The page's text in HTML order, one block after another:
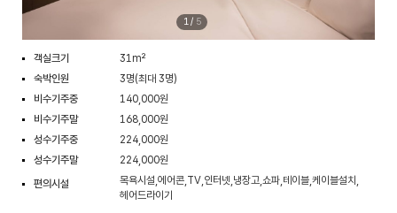
1/ 5
객실크기
31m²
숙박인원
3명(최대 3명)
비수기주중
140,000원
비수기주말
168,000원
성수기주중
224,000원
성수기주말
224,000원
편의시설
목욕시설,에어콘,TV,인터넷,냉장고,쇼파,테이블,케이블설치,
헤어드라이기